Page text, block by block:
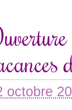
octobre